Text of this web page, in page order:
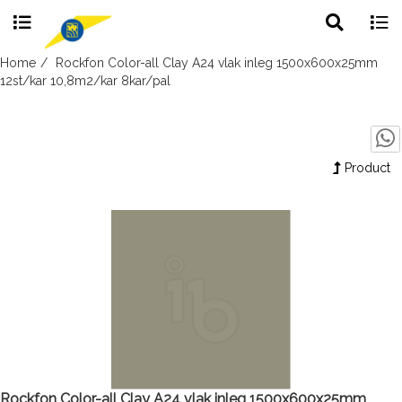
Skip
to
search
Home
Rockfon Color-all Clay A24 vlak inleg 1500x600x25mm
12st/kar 10,8m2/kar 8kar/pal
Product